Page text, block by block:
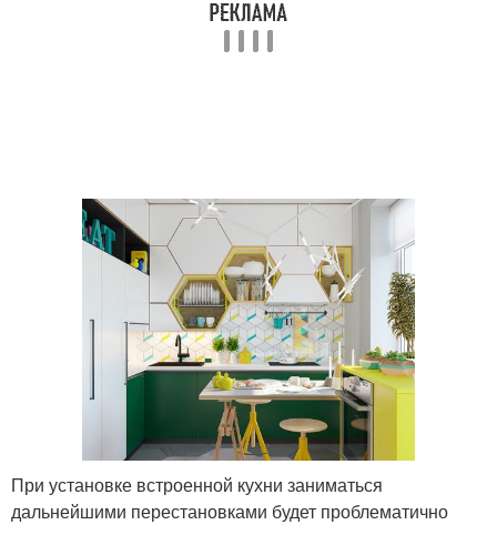
При установке встроенной кухни заниматься
дальнейшими перестановками будет проблематично